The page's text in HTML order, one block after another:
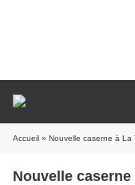
Accueil » Nouvelle caserne à La
Nouvelle